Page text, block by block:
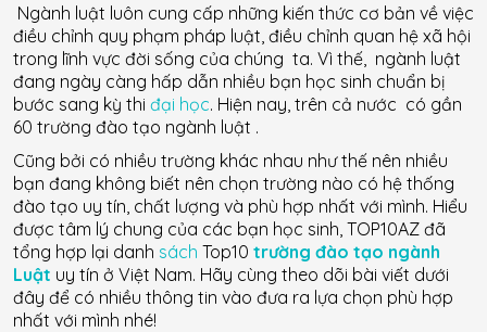
Ngành luật luôn cung cấp những kiến thức cơ bản về việc
điều chỉnh quy phạm pháp luật, điều chỉnh quan hệ xã hội
trong lĩnh vực đời sống của chúng ta. Vì thế, ngành luật
đang ngày càng hấp dẫn nhiều bạn học sinh chuẩn bị
bước sang kỳ thi đại học. Hiện nay, trên cả nước có gần
60 trường đào tạo ngành luật .
Cũng bởi có nhiều trường khác nhau như thế nên nhiều
bạn đang không biết nên chọn trường nào có hệ thống
đào tạo uy tín, chất lượng và phù hợp nhất với mình. Hiểu
được tâm lý chung của các bạn học sinh, TOP10AZ đã
tổng hợp lại danh sách Top10 trường đào tạo ngành
Luật uy tín ở Việt Nam. Hãy cùng theo dõi bài viết dưới
đây để có nhiều thông tin vào đưa ra lựa chọn phù hợp
nhất với mình nhé!